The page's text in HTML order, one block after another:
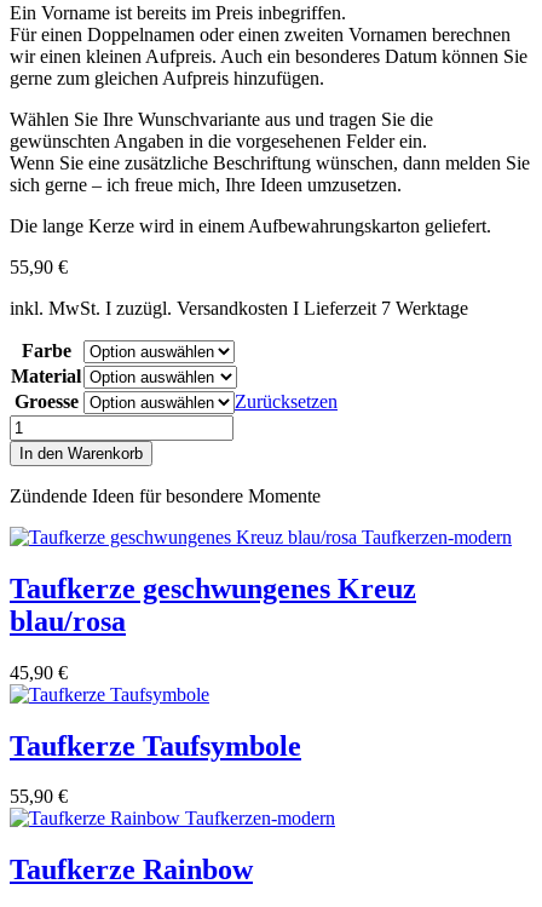
Ein Vorname ist bereits im Preis inbegriffen.
Für einen Doppelnamen oder einen zweiten Vornamen berechnen
wir einen kleinen Aufpreis. Auch ein besonderes Datum können Sie
gerne zum gleichen Aufpreis hinzufügen.
Wählen Sie Ihre Wunschvariante aus und tragen Sie die
gewünschten Angaben in die vorgesehenen Felder ein.
Wenn Sie eine zusätzliche Beschriftung wünschen, dann melden Sie
sich gerne – ich freue mich, Ihre Ideen umzusetzen.
Die lange Kerze wird in einem Aufbewahrungskarton geliefert.
55,90 €
inkl. MwSt. I zuzügl. Versandkosten I Lieferzeit 7 Werktage
Farbe
Material
Groesse
Zurücksetzen
Taufkerze
Lebensbaum
Pasching
Vintage
In den Warenkorb
Zündende Ideen für besondere Momente
Taufkerze geschwungenes Kreuz
blau/rosa
45,90 €
Taufkerze Taufsymbole
55,90 €
Taufkerze Rainbow